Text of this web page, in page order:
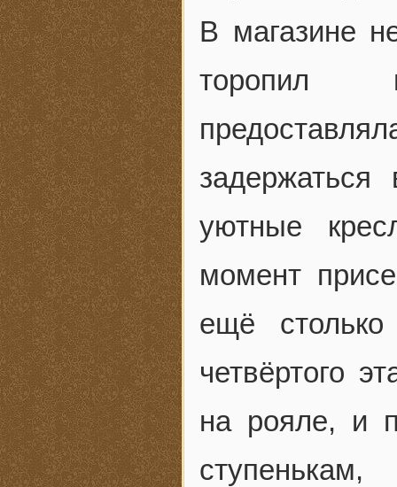
В магазине
торопил
уютные
момент
ещё
четвёртого
на рояле, и